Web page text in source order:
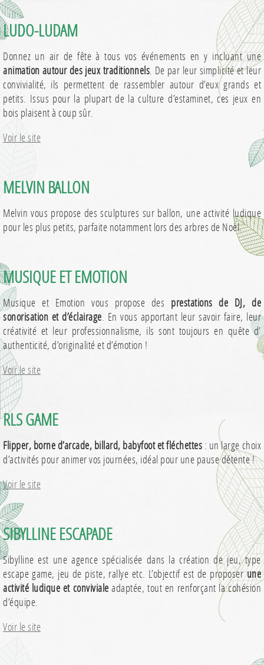
LUDO-LUDAM
Donnez un air de fête à tous vos événements en y incluant une
animation autour des jeux traditionnels. De par leur simplicité et leur
convivialité, ils permettent de rassembler autour d’eux grands et
petits. Issus pour la plupart de la culture d’estaminet, ces jeux en
bois plaisent à coup sûr.
Voir le site
MELVIN BALLON
Melvin vous propose des sculptures sur ballon, une activité ludique
pour les plus petits, parfaite notamment lors des arbres de Noël.
MUSIQUE ET EMOTION
Musique et Emotion vous propose des prestations de DJ, de
sonorisation et d’éclairage. En vous apportant leur savoir faire, leur
créativité et leur professionnalisme, ils sont toujours en quête d’
authenticité, d’originalité et d’émotion !
Voir le site
RLS GAME
Flipper, borne d’arcade, billard, babyfoot et fléchettes : un large choix
d’activités pour animer vos journées, idéal pour une pause détente !
Voir le site
SIBYLLINE ESCAPADE
Sibylline est une agence spécialisée dans la création de jeu, type
escape game, jeu de piste, rallye etc. L’objectif est de proposerune
activité ludique et conviviale adaptée, tout en renforçant la cohésion
d’équipe.
Voir le site